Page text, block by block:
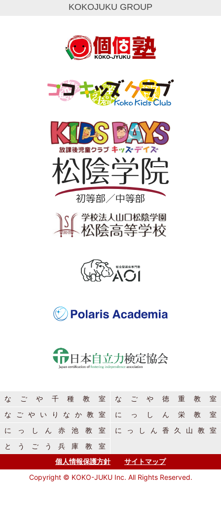
KOKOJUKU GROUP
なごや千種教室
なごや徳重教室
なごやいりなか教室
にっしん栄教室
にっしん赤池教室
にっしん香久山教室
とうごう兵庫教室
個人情報保護方針
サイトマップ
Copyright © KOKO-JUKU Inc. All Rights Reserved.